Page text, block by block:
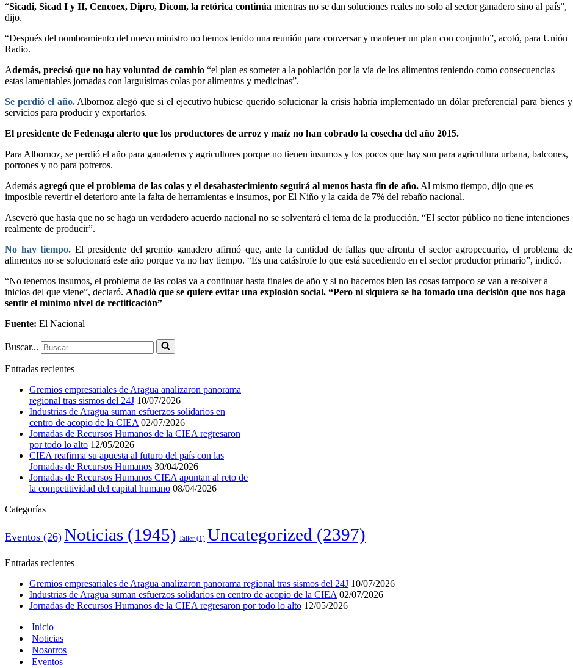
“Sicadi, Sicad I y II, Cencoex, Dipro, Dicom, la retórica continúa mientras no se dan soluciones reales no solo al sector ganadero sino al país”,
dijo.
“Después del nombramiento del nuevo ministro no hemos tenido una reunión para conversar y mantener un plan con conjunto”, acotó, para Unión
Radio.
Además, precisó que no hay voluntad de cambio “el plan es someter a la población por la vía de los alimentos teniendo como consecuencias
estas lamentables jornadas con larguísimas colas por alimentos y medicinas”.
Se perdió el año.Albornoz alegó que si el ejecutivo hubiese querido solucionar la crisis habría implementado un dólar preferencial para bienes y
servicios para producir y exportarlos.
El presidente de Fedenaga alerto que los productores de arroz y maíz no han cobrado la cosecha del año 2015.
Para Albornoz, se perdió el año para ganaderos y agricultores porque no tienen insumos y los pocos que hay son para agricultura urbana, balcones,
porrones y no para potreros.
Además agregó que el problema de las colas y el desabastecimiento seguirá al menos hasta fin de año. Al mismo tiempo, dijo que es
imposible revertir el deterioro ante la falta de herramientas e insumos, por El Niño y la caída de 7% del rebaño nacional.
Aseveró que hasta que no se haga un verdadero acuerdo nacional no se solventará el tema de la producción. “El sector público no tiene intenciones
realmente de producir”.
No hay tiempo. El presidente del gremio ganadero afirmó que, ante la cantidad de fallas que afronta el sector agropecuario, el problema de
alimentos no se solucionará este año porque ya no hay tiempo. “Es una catástrofe lo que está sucediendo en el sector productor primario”, indicó.
“No tenemos insumos, el problema de las colas va a continuar hasta finales de año y si no hacemos bien las cosas tampoco se van a resolver a
inicios del que viene”, declaró. Añadió que se quiere evitar una explosión social. “Pero ni siquiera se ha tomado una decisión que nos haga
sentir el mínimo nivel de rectificación”
Fuente: El Nacional
Buscar...
Entradas recientes
Gremios empresariales de Aragua analizaron panorama
regional tras sismos del 24J 10/07/2026
Industrias de Aragua suman esfuerzos solidarios en
centro de acopio de la CIEA 02/07/2026
Jornadas de Recursos Humanos de la CIEA regresaron
por todo lo alto 12/05/2026
CIEA reafirma su apuesta al futuro del país con las
Jornadas de Recursos Humanos 30/04/2026
Jornadas de Recursos Humanos CIEA apuntan al reto de
la competitividad del capital humano 08/04/2026
Categorías
Eventos (26) Noticias (1945) Taller (1) Uncategorized (2397)
Entradas recientes
Gremios empresariales de Aragua analizaron panorama regional tras sismos del 24J 10/07/2026
Industrias de Aragua suman esfuerzos solidarios en centro de acopio de la CIEA 02/07/2026
Jornadas de Recursos Humanos de la CIEA regresaron por todo lo alto 12/05/2026
Inicio
Noticias
Nosotros
Eventos